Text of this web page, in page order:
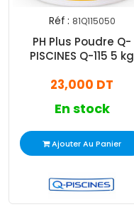
Réf : 81Q115050
PH Plus Poudre Q-
PISCINES Q-115 5 kg
23,000 DT
En stock
Ajouter Au Panier